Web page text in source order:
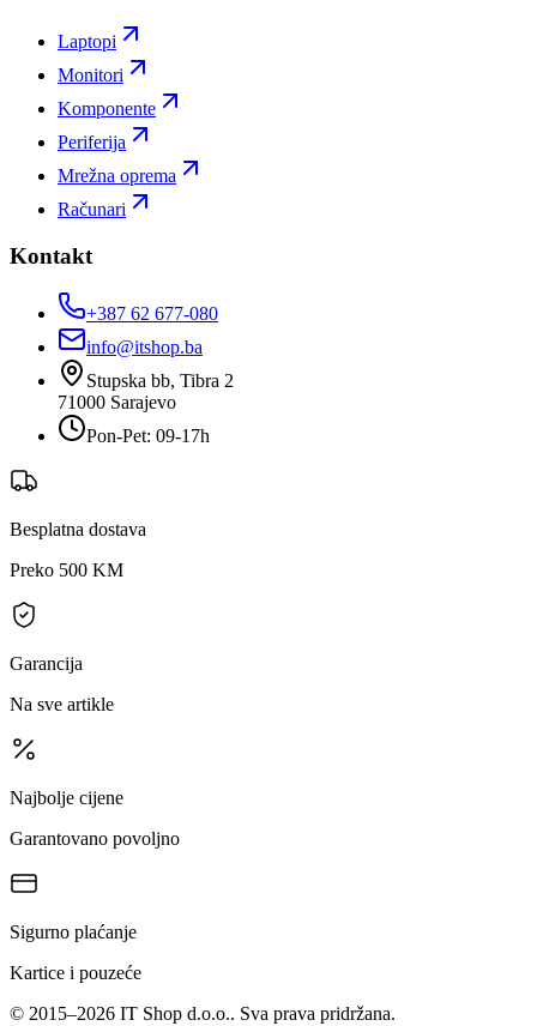
Laptopi
Monitori
Komponente
Periferija
Mrežna oprema
Računari
Kontakt
+387 62 677-080
info@itshop.ba
Stupska bb, Tibra 2
71000 Sarajevo
Pon-Pet: 09-17h
Besplatna dostava
Preko 500 KM
Garancija
Na sve artikle
Najbolje cijene
Garantovano povoljno
Sigurno plaćanje
Kartice i pouzeće
© 2015–2026 IT Shop d.o.o.. Sva prava pridržana.